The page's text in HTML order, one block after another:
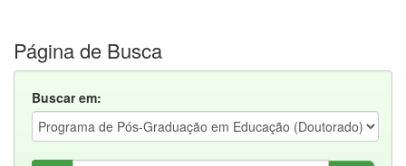
Página de Busca
Buscar em: